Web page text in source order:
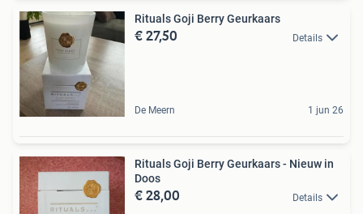
Rituals Goji Berry Geurkaars
€ 27,50 Details
De Meern 1 jun 26
Rituals Goji Berry Geurkaars - Nieuw in
Doos
€ 28,00 Details